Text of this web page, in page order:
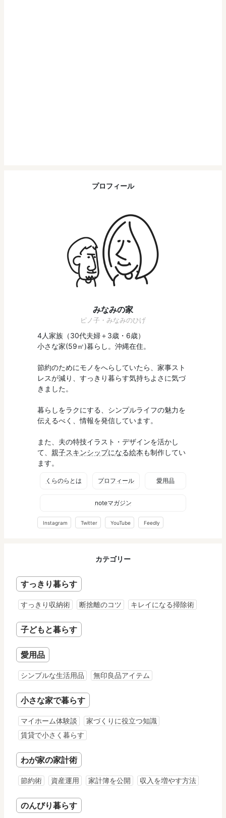
プロフィール
みなみの家
ピノ子・みなみのひげ
4人家族（30代夫婦＋3歳・6歳）
小さな家(59㎡)暮らし。沖縄在住。
節約のためにモノをへらしていたら、家事スト
レスが減り、すっきり暮らす気持ちよさに気づ
きました。
暮らしをラクにする、シンプルライフの魅力を
伝えるべく、情報を発信しています。
また、夫の特技イラスト・デザインを活かし
て、 親子スキンシップになる絵本も制作してい
ます。
くらのらとは プロフィール 愛用品
noteマガジン
Instagram Twitter YouTube Feedly
カテゴリー
すっきり暮らす
すっきり収納術 断捨離のコツ キレイになる掃除術
子どもと暮らす
愛用品
シンプルな生活用品 無印良品アイテム
小さな家で暮らす
マイホーム体験談
家づくりに役立つ知識
賃貸で小さく暮らす
わが家の家計術
節約術 資産運用 家計簿を公開 収入を増やす方法
のんびり暮らす